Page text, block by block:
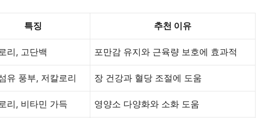
특징 추천 이유
리, 고단백 포만감 유지와 근육량 보호에 효과적
유 풍부, 저칼로리 장 건강과 혈당 조절에 도움
리, 비타민 가득 영양소 다양화와 소화 도움